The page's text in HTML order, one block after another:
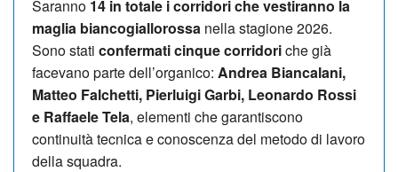
Saranno 14 in totale i corridori che vestiranno la
maglia biancogiallorossa nella stagione 2026.
Sono stati confermati cinque corridoriche già
facevano parte dell’organico: Andrea Biancalani,
Matteo Falchetti, Pierluigi Garbi, Leonardo Rossi
e Raffaele Tela, elementi che garantiscono
continuità tecnica e conoscenza del metodo di lavoro
della squadra.